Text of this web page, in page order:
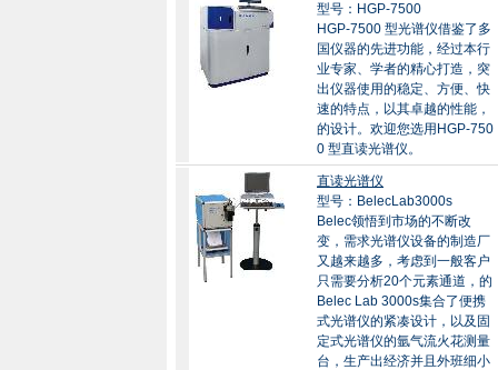
型号：HGP-7500
HGP-7500 型光谱仪借鉴了多
国仪器的先进功能，经过本行
业专家、学者的精心打造，突
出仪器使用的稳定、方便、快
速的特点，以其卓越的性能，
的设计。欢迎您选用HGP-750
0 型直读光谱仪。
直读光谱仪
型号：BelecLab3000s
Belec领悟到市场的不断改
变，需求光谱仪设备的制造厂
又越来越多，考虑到一般客户
只需要分析20个元素通道，的
Belec Lab 3000s集合了便携
式光谱仪的紧凑设计，以及固
定式光谱仪的氩气流火花测量
台，生产出经济并且外班细小